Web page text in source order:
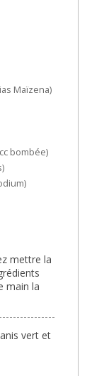
Maïzena)
bombée)
mettre la
main la
vert et